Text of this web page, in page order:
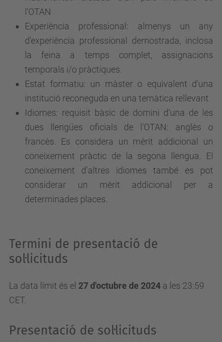
l'OTAN
Experiència professional: almenys un any
d'experiència professional demostrada, inclosa
la feina a temps complet, assignacions
temporals i/o pràctiques.
Estat formatiu: un màster o equivalent d'una
institució reconeguda en una temàtica rellevant
Idiomes: requisit bàsic de domini d'una de les
dues llengües oficials de l'OTAN: anglès o
francès. Es considera un mèrit addicional un
coneixement pràctic de la segona llengua. El
coneixement d'altres idiomes també es pot
considerar un mèrit addicional per a
determinades places.
Termini de presentació de
sol·licituds
La data límit és el 27 d'octubre de 2024 a les 23:59
CET.
Presentació de sol·licituds